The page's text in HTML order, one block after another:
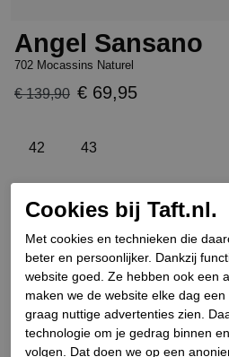
Angel Sansano
702 Mocassins Naturel
€ 139,90 € 69,95
42 43
Plaats in winkeltas
Selecteer eerst een
Binnen 2-3 werkdagen.
het langer duren dan u
GRATIS levering vanaf €
GRATIS retourneren (vanaf
Cookies bij Taft.nl.
Met cookies en technieken die
beter en persoonlijker. Dankzij
website goed. Ze hebben ook een
maken we de website elke dag
graag nuttige advertenties zien.
technologie om je gedrag binnen
volgen. Dat doen we op een